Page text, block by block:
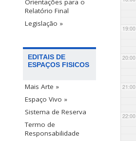
Orientações para o
Relatório Final
Legislação »
EDITAIS DE
ESPAÇOS FISICOS
Mais Arte »
Espaço Vivo »
Sistema de Reserva
Termo de
Responsabilidade
19:00
20:00
21:00
22:00